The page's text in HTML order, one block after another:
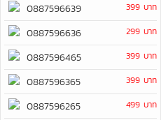
0887596639 399 บาท
0887596636 299 บาท
0887596465 399 บาท
0887596365 399 บาท
0887596265 499 บาท